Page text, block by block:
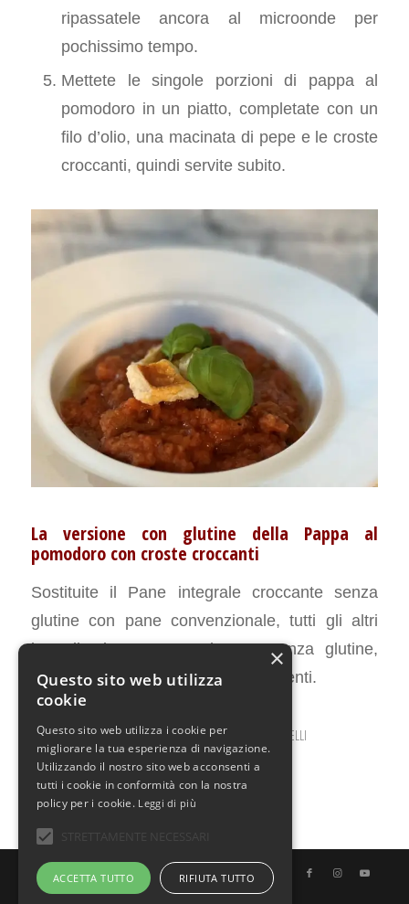
ripassatele ancora al microonde per
pochissimo tempo.
Mettete le singole porzioni di pappa al
pomodoro in un piatto, completate con un
filo d’olio, una macinata di pepe e le croste
croccanti, quindi servite subito.
La versione con glutine della Pappa al
pomodoro con croste croccanti
Sostituite il Pane integrale croccante senza
glutine con pane convenzionale, tutti gli altri
ingredienti sono naturalmente senza glutine,
quindi non sono necessari adattamenti.
MARZO 14, 2023 / 0 COMMENTI / DAILARIA BERTINELLI
© Copyright - Uno Chef per Gaia
×
Questo sito web utilizza
cookie
Questo sito web utilizza i cookie per
migliorare la tua esperienza di navigazione.
Utilizzando il nostro sito web acconsenti a
tutti i cookie in conformità con la nostra
policy per i cookie. Leggi di più
ACCETTA TUTTO RIFIUTA TUTTO